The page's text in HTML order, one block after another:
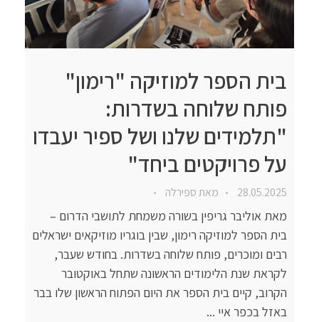
בית הספר למוזיקה "רימון"
פותח שלוחה בשדרות:
"תלמידים שלנו ושל ספיר יעבדו
על פרויקטים ביחד"
28.05.2025 מאתספירלה
מאת אוליבר גריפין בשורה משמחת לתושבי הדרום –
בית הספר למוזיקה רימון, שבין בוגריו מוזיקאים ישראלים
רבים ומוכרים, פותח שלוחה בשדרות. בחודש שעבר,
לקראת שנת הלימודים הראשונה שתחל באוקטובר
הקרוב, קיים בית הספר את היום הפתוח הראשון שלו בבר
באזל בכפר איי ...